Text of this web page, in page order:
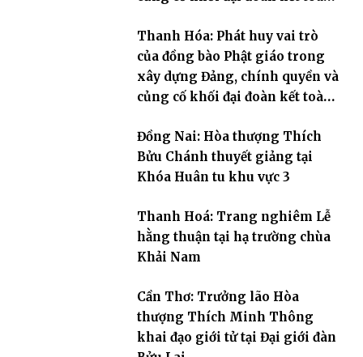
Thanh Hóa: Phát huy vai trò
của đồng bào Phật giáo trong
xây dựng Đảng, chính quyền và
củng cố khối đại đoàn kết toàn
Đồng Nai: Hòa thượng Thích
Bửu Chánh thuyết giảng tại
Khóa Huân tu khu vực 3
Thanh Hoá: Trang nghiêm Lễ
hằng thuận tại hạ trường chùa
Khải Nam
Cần Thơ: Trưởng lão Hòa
thượng Thích Minh Thông
khai đạo giới tử tại Đại giới đàn